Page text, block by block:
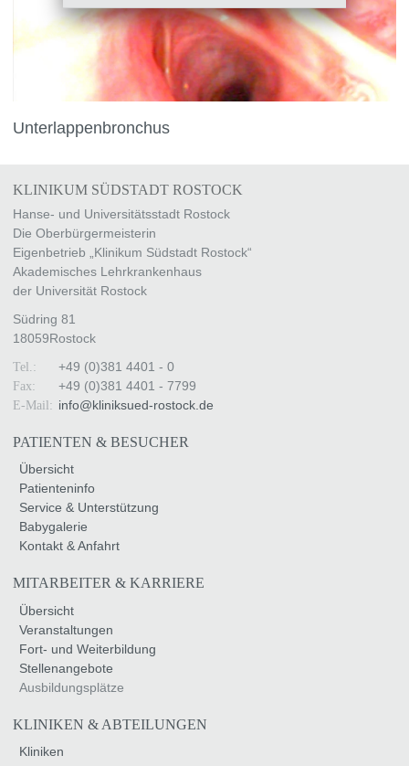
Unterlappenbronchus
KLINIKUM SÜDSTADT ROSTOCK
Hanse- und Universitätsstadt Rostock
Die Oberbürgermeisterin
Eigenbetrieb „Klinikum Südstadt Rostock“
Akademisches Lehrkrankenhaus
der Universität Rostock
Südring 81
18059Rostock
Tel.: +49 (0)381 4401 - 0
Fax: +49 (0)381 4401 - 7799
E-Mail: info@kliniksued-rostock de
PATIENTEN & BESUCHER
Übersicht
Patienteninfo
Service & Unterstützung
Babygalerie
Kontakt & Anfahrt
MITARBEITER & KARRIERE
Übersicht
Veranstaltungen
Fort- und Weiterbildung
Stellenangebote
Ausbildungsplätze
KLINIKEN & ABTEILUNGEN
Kliniken